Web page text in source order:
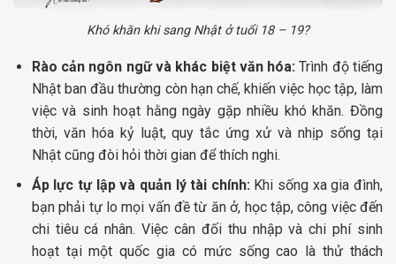
Khó khăn khi sang Nhật ở tuổi 18 – 19?
Rào cản ngôn ngữ và khác biệt văn hóa: Trình độ tiếng
Nhật ban đầu thường còn hạn chế, khiến việc học tập, làm
việc và sinh hoạt hằng ngày gặp nhiều khó khăn. Đồng
thời, văn hóa kỷ luật, quy tắc ứng xử và nhịp sống tại
Nhật cũng đòi hỏi thời gian để thích nghi.
Áp lực tự lập và quản lý tài chính:Khi sống xa gia đình,
bạn phải tự lo mọi vấn đề từ ăn ở, học tập, công việc đến
chi tiêu cá nhân. Việc cân đối thu nhập và chi phí sinh
hoạt tại một quốc gia có mức sống cao là thử thách